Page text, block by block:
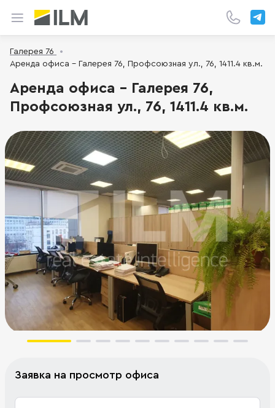
Галерея 76
Аренда офиса - Галерея 76, Профсоюзная ул., 76, 1411.4 кв.м.
Аренда офиса - Галерея 76,
Профсоюзная ул., 76, 1411.4 кв.м.
Заявка на просмотр офиса